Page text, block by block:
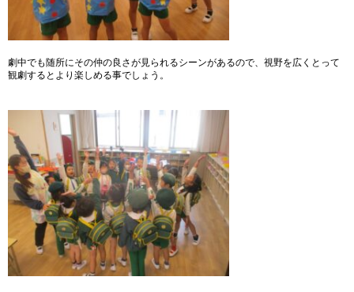
劇中でも随所にその仲の良さが見られるシーンがあるので、視野を広くとって
観劇するとより楽しめる事でしょう。